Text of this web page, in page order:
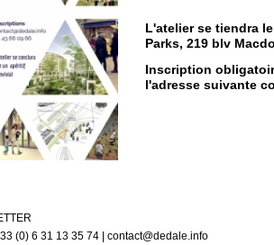
L'atelier se tiendra
Parks, 219 blv
Inscription
l'adresse suivante
(0) 6 31 13 35 74 | contact@dedale.info